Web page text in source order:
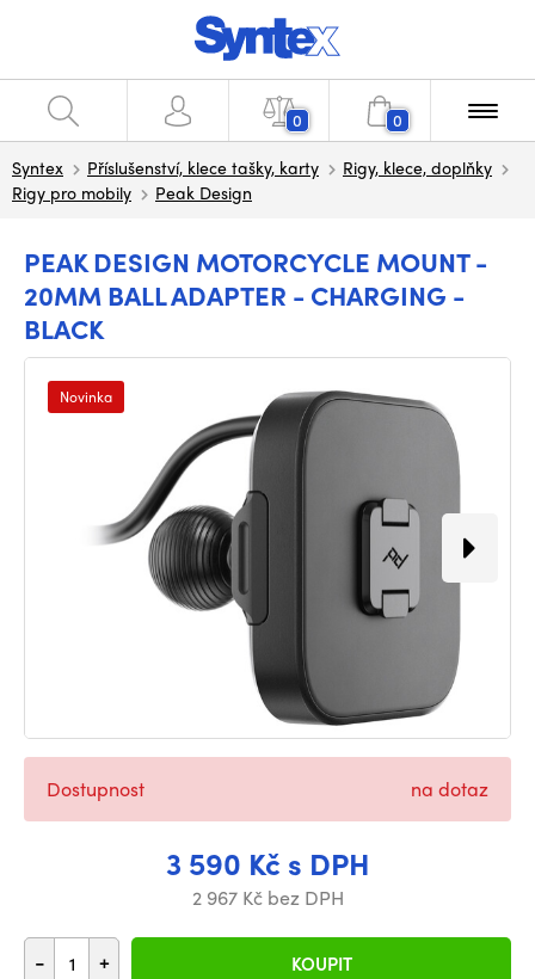
0 0
Syntex Příslušenství, klece tašky, karty
Rigy, klece, doplňky
Rigy pro mobily
Peak Design
PEAK DESIGN MOTORCYCLE MOUNT -
20MM BALL ADAPTER - CHARGING -
BLACK
Novinka
3 590 Kč s DPH
2 967 Kč bez DPH
- + KOUPIT
Dostupnost na dotaz